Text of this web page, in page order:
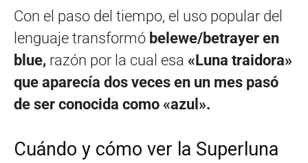
Con el paso del tiempo, el uso popular del
lenguaje transformó belewe/betrayer en
blue, razón por la cual esa «Luna traidora»
que aparecía dos veces en un mes pasó
de ser conocida como «azul».
Cuándo y cómo ver la Superluna